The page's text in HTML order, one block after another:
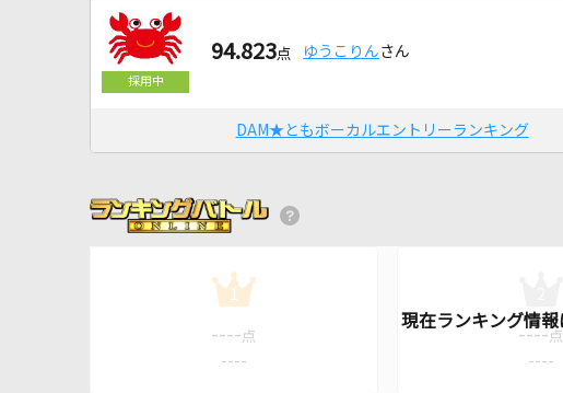
94.823点 ゆうこりん さん
DAM★ともボーカルエントリーランキング
1
---- 点
----
---- 点
----